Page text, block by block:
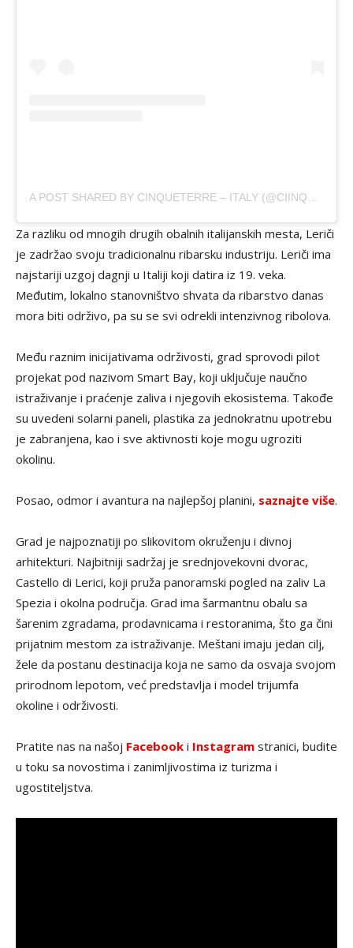
Za razliku od mnogih drugih obalnih italijanskih mesta, Leriči
je zadržao svoju tradicionalnu ribarsku industriju. Leriči ima
najstariji uzgoj dagnji u Italiji koji datira iz 19. veka.
Međutim, lokalno stanovništvo shvata da ribarstvo danas
mora biti održivo, pa su se svi odrekli intenzivnog ribolova.
Među raznim inicijativama održivosti, grad sprovodi pilot
projekat pod nazivom Smart Bay, koji uključuje naučno
istraživanje i praćenje zaliva i njegovih ekosistema. Takođe
su uvedeni solarni paneli, plastika za jednokratnu upotrebu
je zabranjena, kao i sve aktivnosti koje mogu ugroziti
okolinu.
Posao, odmor i avantura na najlepšoj planini, saznajte više.
Grad je najpoznatiji po slikovitom okruženju i divnoj
arhitekturi. Najbitniji sadržaj je srednjovekovni dvorac,
Castello di Lerici, koji pruža panoramski pogled na zaliv La
Spezia i okolna područja. Grad ima šarmantnu obalu sa
šarenim zgradama, prodavnicama i restoranima, što ga čini
prijatnim mestom za istraživanje. Meštani imaju jedan cilj,
žele da postanu destinacija koja ne samo da osvaja svojom
prirodnom lepotom, već predstavlja i model trijumfa
okoline i održivosti.
Pratite nas na našoj Facebook i Instagram stranici, budite
u toku sa novostima i zanimljivostima iz turizma i
ugostiteljstva.